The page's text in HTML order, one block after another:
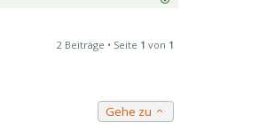
2 Beiträge • Seite 1 von 1
Gehe zu